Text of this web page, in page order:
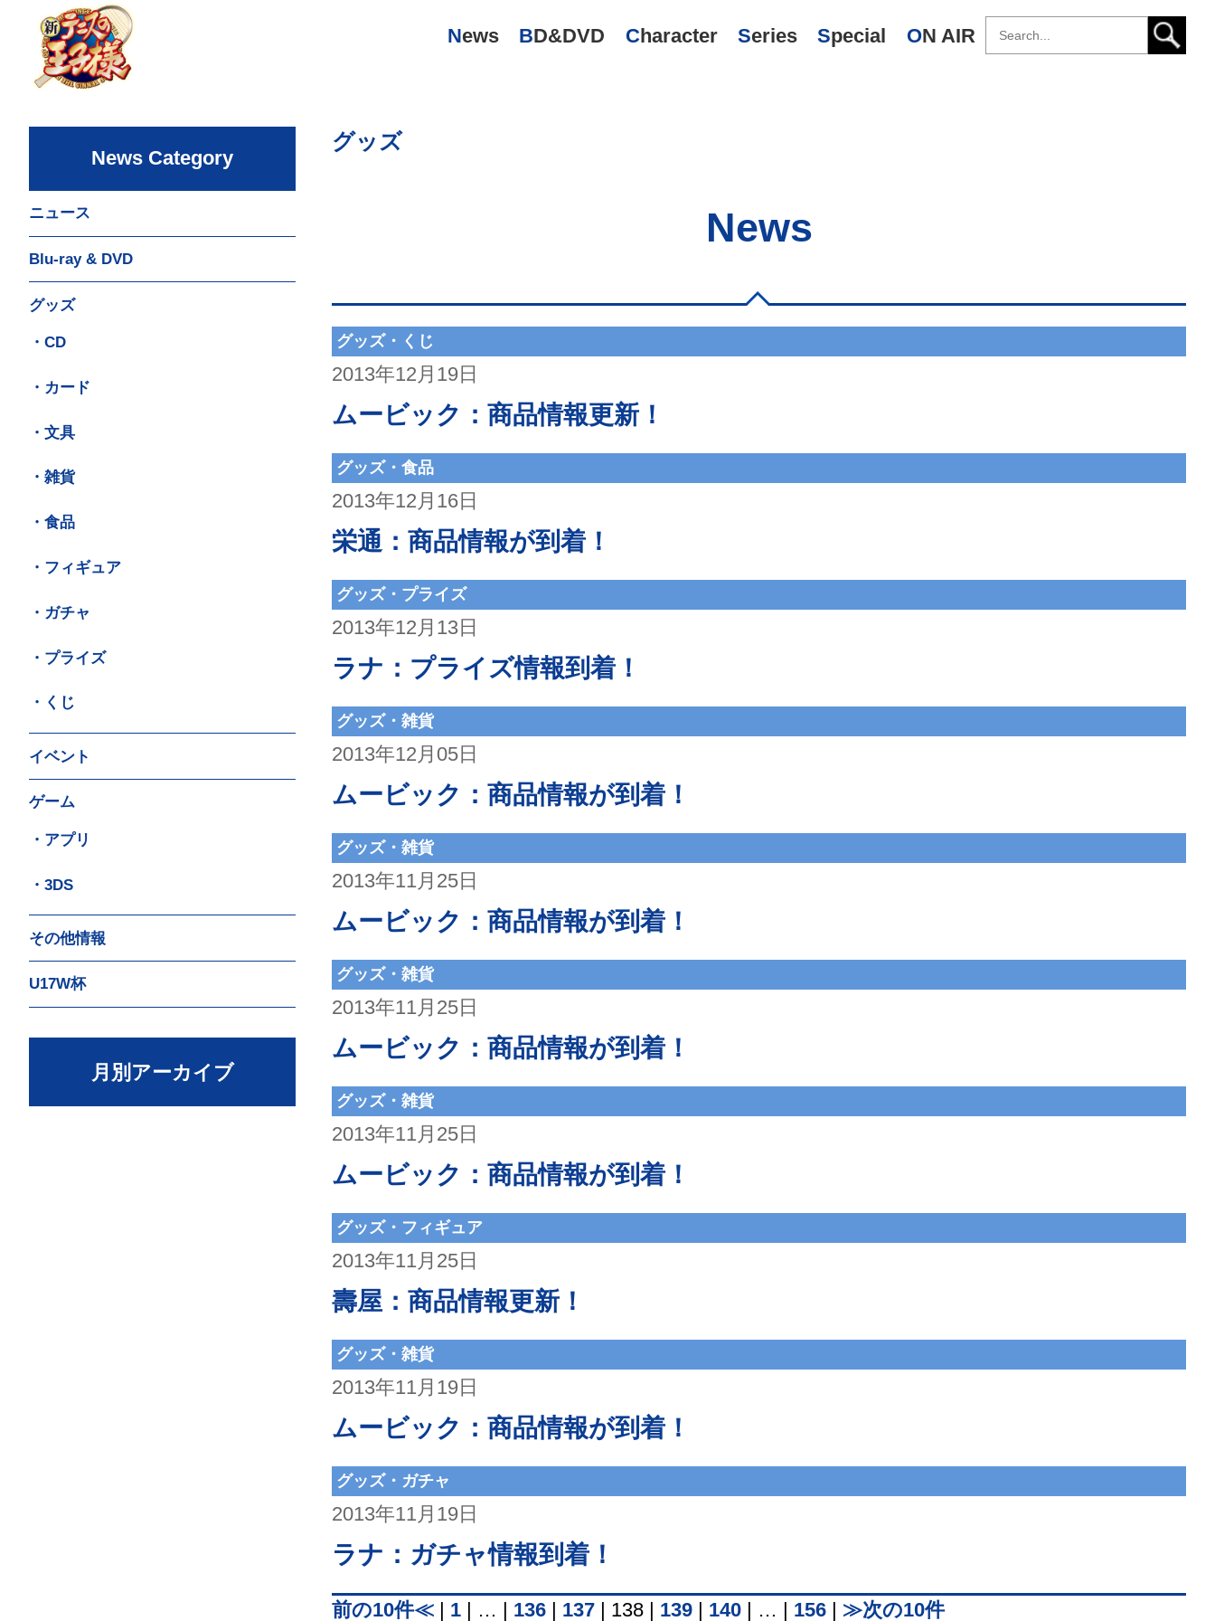
News BD&DVD Character Series Special ON AIR
グッズ
News
グッズ・くじ
2013年12月19日
ムービック：商品情報更新！
グッズ・食品
2013年12月16日
栄通：商品情報が到着！
グッズ・プライズ
2013年12月13日
ラナ：プライズ情報到着！
グッズ・雑貨
2013年12月05日
ムービック：商品情報が到着！
グッズ・雑貨
2013年11月25日
ムービック：商品情報が到着！
グッズ・雑貨
2013年11月25日
ムービック：商品情報が到着！
グッズ・雑貨
2013年11月25日
ムービック：商品情報が到着！
グッズ・フィギュア
2013年11月25日
壽屋：商品情報更新！
グッズ・雑貨
2013年11月19日
ムービック：商品情報が到着！
グッズ・ガチャ
2013年11月19日
ラナ：ガチャ情報到着！
前の10件≪ | 1 | … | 136 | 137 | 138 | 139 | 140 | … | 156 | ≫次の10件
News Category
ニュース
Blu-ray & DVD
グッズ
・CD
・カード
・文具
・雑貨
・食品
・フィギュア
・ガチャ
・プライズ
・くじ
イベント
ゲーム
・アプリ
・3DS
その他情報
U17W杯
月別アーカイブ